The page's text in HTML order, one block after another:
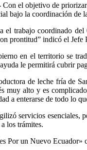
Con el objetivo de
bajo la coordinación de
el trabajo coordinado
prontitud” indicó el
en el territorio se
le permitirá cubrir
de leche fría de
muy alto y es
a enterarse de todo lo
servicios esenciales,
los trámites.
Por un Nuevo Ecuador»